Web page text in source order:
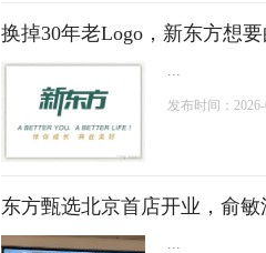
换掉30年老Logo，新东方想
...
发布时间：2026-
东方甄选北京首店开业，俞
...